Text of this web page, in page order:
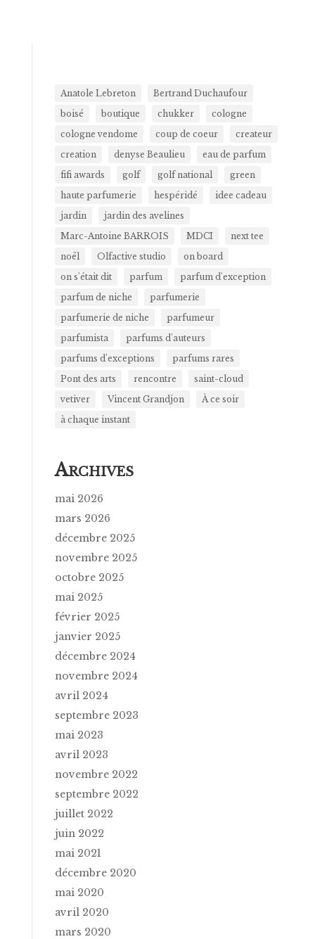
Anatole Lebreton
Bertrand Duchaufour
boisé
boutique chukker
cologne
cologne vendome
coup de coeur
createur
creation
denyse Beaulieu
eau de parfum
fifi awards
golf golf national
green
haute parfumerie
hespéridé
idee cadeau
jardin
jardin des avelines
Marc-Antoine BARROIS
MDCI
next tee
noël
Olfactive studio
on board
on s'était dit
parfum
parfum d'exception
parfum de niche
parfumerie
parfumerie de niche
parfumeur
parfumista
parfums d'auteurs
parfums d'exceptions
parfums rares
Pont des arts
rencontre
saint-cloud
vetiver
Vincent Grandjon
À ce soir
à chaque instant
ARCHIVES
mai 2026
mars 2026
décembre 2025
novembre 2025
octobre 2025
mai 2025
février 2025
janvier 2025
décembre 2024
novembre 2024
avril 2024
septembre 2023
mai 2023
avril 2023
novembre 2022
septembre 2022
juillet 2022
juin 2022
mai 2021
décembre 2020
mai 2020
avril 2020
mars 2020